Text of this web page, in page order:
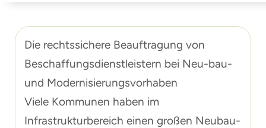
Die rechtssichere Beauftragung von
Beschaffungsdienstleistern bei Neu-bau-
und Modernisierungsvorhaben
Viele Kommunen haben im
Infrastrukturbereich einen großen Neubau-